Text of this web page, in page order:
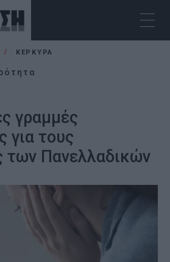
ΚΕΡΚΥΡΑ
γραμμές
για τους
των Πανελλαδικών